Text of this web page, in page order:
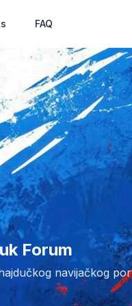
FAQ
Forum
navijačkog